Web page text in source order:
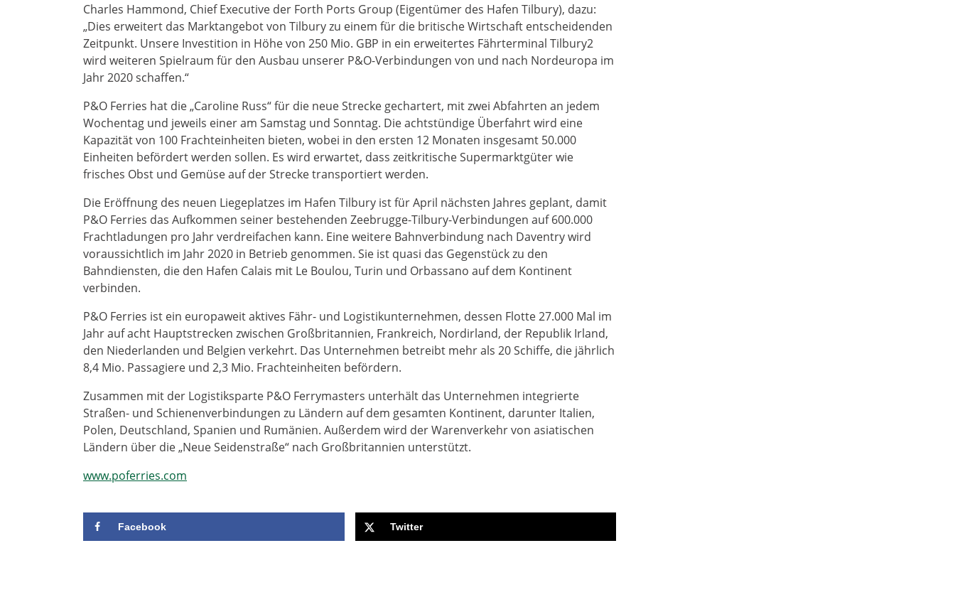
Charles Hammond, Chief Executive der Forth Ports Group (Eigentümer des Hafen Tilbury), dazu:
„Dies erweitert das Marktangebot von Tilbury zu einem für die britische Wirtschaft entscheidenden
Zeitpunkt. Unsere Investition in Höhe von 250 Mio. GBP in ein erweitertes Fährterminal Tilbury2
wird weiteren Spielraum für den Ausbau unserer P&O-Verbindungen von und nach Nordeuropa im
Jahr 2020 schaffen.“
P&O Ferries hat die „Caroline Russ“ für die neue Strecke gechartert, mit zwei Abfahrten an jedem
Wochentag und jeweils einer am Samstag und Sonntag. Die achtstündige Überfahrt wird eine
Kapazität von 100 Frachteinheiten bieten, wobei in den ersten 12 Monaten insgesamt 50.000
Einheiten befördert werden sollen. Es wird erwartet, dass zeitkritische Supermarktgüter wie
frisches Obst und Gemüse auf der Strecke transportiert werden.
Die Eröffnung des neuen Liegeplatzes im Hafen Tilbury ist für April nächsten Jahres geplant, damit
P&O Ferries das Aufkommen seiner bestehenden Zeebrugge-Tilbury-Verbindungen auf 600.000
Frachtladungen pro Jahr verdreifachen kann. Eine weitere Bahnverbindung nach Daventry wird
voraussichtlich im Jahr 2020 in Betrieb genommen. Sie ist quasi das Gegenstück zu den
Bahndiensten, die den Hafen Calais mit Le Boulou, Turin und Orbassano auf dem Kontinent
verbinden.
P&O Ferries ist ein europaweit aktives Fähr- und Logistikunternehmen, dessen Flotte 27.000 Mal im
Jahr auf acht Hauptstrecken zwischen Großbritannien, Frankreich, Nordirland, der Republik Irland,
den Niederlanden und Belgien verkehrt. Das Unternehmen betreibt mehr als 20 Schiffe, die jährlich
8,4 Mio. Passagiere und 2,3 Mio. Frachteinheiten befördern.
Zusammen mit der Logistiksparte P&O Ferrymasters unterhält das Unternehmen integrierte
Straßen- und Schienenverbindungen zu Ländern auf dem gesamten Kontinent, darunter Italien,
Polen, Deutschland, Spanien und Rumänien. Außerdem wird der Warenverkehr von asiatischen
Ländern über die „Neue Seidenstraße“ nach Großbritannien unterstützt.
www.poferries.com
Facebook Twitter